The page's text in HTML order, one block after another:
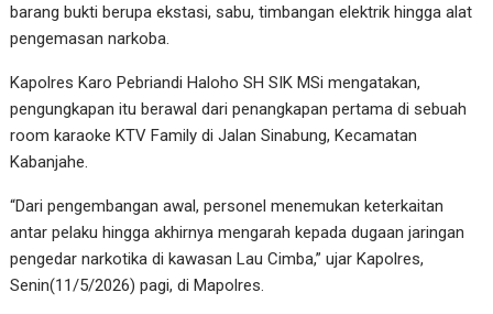
barang bukti berupa ekstasi, sabu, timbangan elektrik hingga alat
pengemasan narkoba.
Kapolres Karo Pebriandi Haloho SH SIK MSi mengatakan,
pengungkapan itu berawal dari penangkapan pertama di sebuah
room karaoke KTV Family di Jalan Sinabung, Kecamatan
Kabanjahe.
“Dari pengembangan awal, personel menemukan keterkaitan
antar pelaku hingga akhirnya mengarah kepada dugaan jaringan
pengedar narkotika di kawasan Lau Cimba,” ujar Kapolres,
Senin(11/5/2026) pagi, di Mapolres.